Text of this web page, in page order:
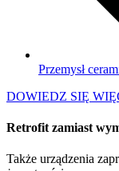
Przemysł
DOWIEDZ SIĘ
Retrofit zamiast
Także urządzenia